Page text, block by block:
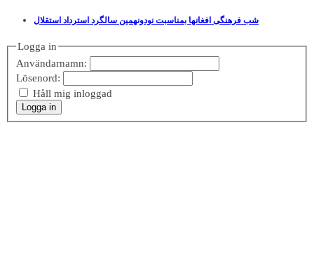
شب فرهنگی افغانها بمناسبت نودونهمین سالگرد استرداد استقلال
Logga in
Användarnamn:
Lösenord:
Håll mig inloggad
Logga in